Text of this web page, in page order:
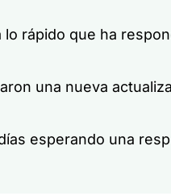
lo rápido que ha
una nueva
esperando una